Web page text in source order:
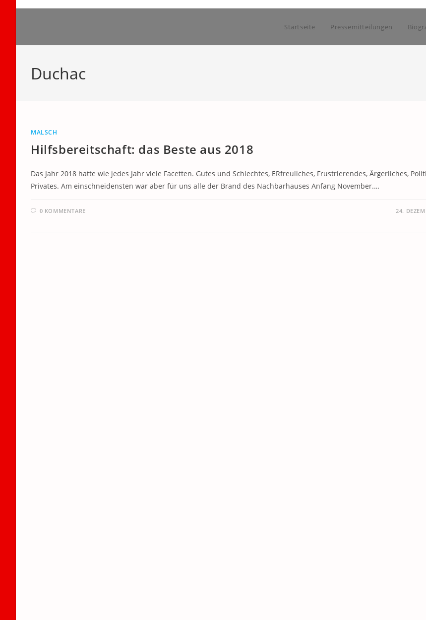
Startseite Pressemitteilungen
Duchac
MALSCH
Hilfsbereitschaft: das Beste aus 2018
Das Jahr 2018 hatte wie jedes Jahr viele Facetten. Gutes und Schlechtes, ERfreuliches, Frustrierendes, Ärgerliches,
Privates. Am einschneidensten war aber für uns alle der Brand des Nachbarhauses Anfang November.…
0 KOMMENTARE 24.